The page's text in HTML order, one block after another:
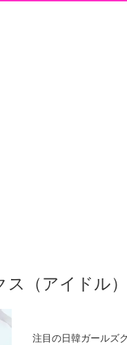
ス（アイドル）
注目の日韓ガールズ